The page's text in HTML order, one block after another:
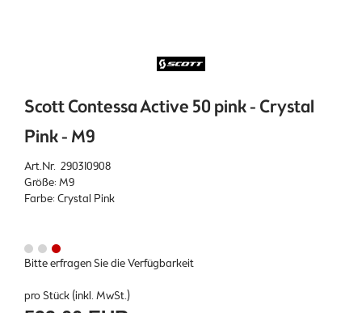
Scott Contessa Active 50 pink - Crystal
Pink - M9
Art.Nr. 290310908
Größe: M9
Farbe: Crystal Pink
Bitte erfragen Sie die Verfügbarkeit
pro Stück (inkl. MwSt.)